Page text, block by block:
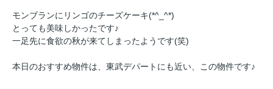
モンブランにリンゴのチーズケーキ(*^_^*)
とっても美味しかったです♪
一足先に食欲の秋が来てしまったようです(笑)
本日のおすすめ物件は、東武デパートにも近い、この物件です♪